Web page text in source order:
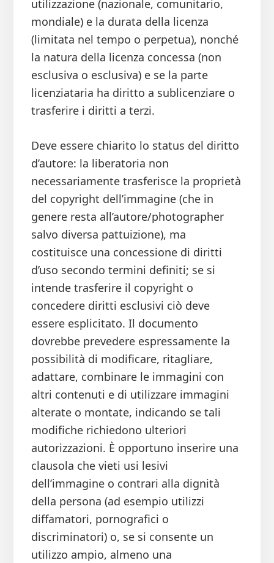
utilizzazione (nazionale, comunitario,
mondiale) e la durata della licenza
(limitata nel tempo o perpetua), nonché
la natura della licenza concessa (non
esclusiva o esclusiva) e se la parte
licenziataria ha diritto a sublicenziare o
trasferire i diritti a terzi.
Deve essere chiarito lo status del diritto
d’autore: la liberatoria non
necessariamente trasferisce la proprietà
del copyright dell’immagine (che in
genere resta all’autore/photographer
salvo diversa pattuizione), ma
costituisce una concessione di diritti
d’uso secondo termini definiti; se si
intende trasferire il copyright o
concedere diritti esclusivi ciò deve
essere esplicitato. Il documento
dovrebbe prevedere espressamente la
possibilità di modificare, ritagliare,
adattare, combinare le immagini con
altri contenuti e di utilizzare immagini
alterate o montate, indicando se tali
modifiche richiedono ulteriori
autorizzazioni. È opportuno inserire una
clausola che vieti usi lesivi
dell’immagine o contrari alla dignità
della persona (ad esempio utilizzi
diffamatori, pornografici o
discriminatori) o, se si consente un
utilizzo ampio, almeno una